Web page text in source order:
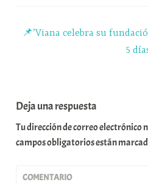
📌’Viana celebra su
5
Deja una respuesta
Tu dirección de correo electrónico
campos obligatorios están
COMENTARIO